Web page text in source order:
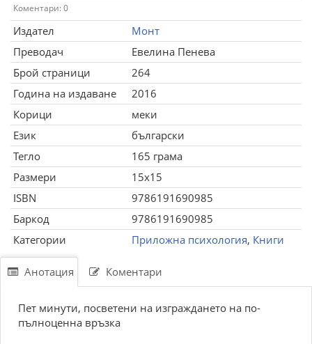
Коментари: 0
Издател
Монт
Преводач
Евелина Пенева
Брой страници
264
Година на издаване
2016
Корици
меки
Език
български
Тегло
165 грама
Размери
15x15
ISBN
9786191690985
Баркод
9786191690985
Категории
Приложна психология, Книги
Анотация Коментари
Пет минути, посветени на изграждането на по-
пълноценна връзка